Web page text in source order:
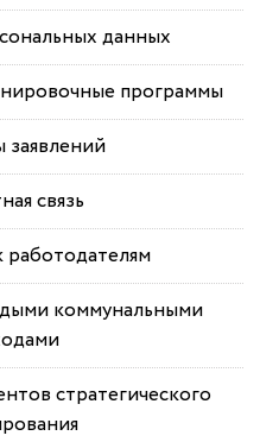
данных
программы
связь
коммунальными
стратегического